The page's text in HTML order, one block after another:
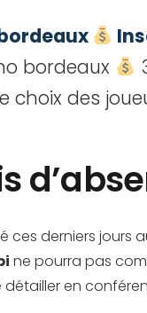
bordeaux
choix des
ces derniers jours
ne pourra pas
détailler en